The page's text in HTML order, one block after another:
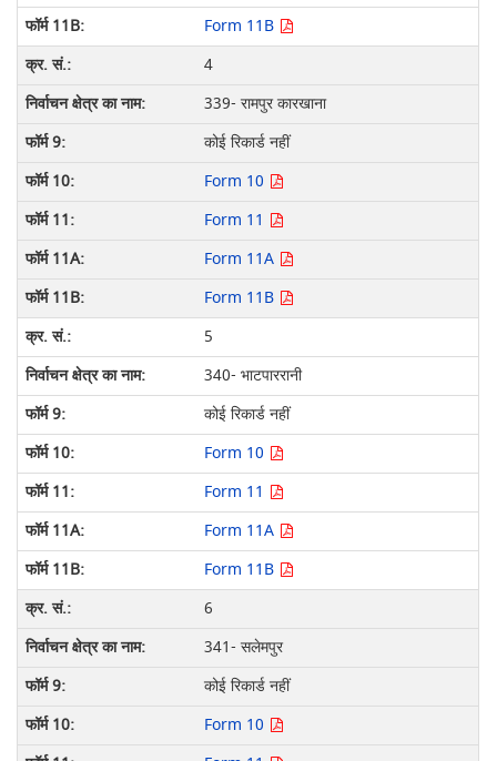
Form 11B
4
339- रामपुर कारखाना
कोई रिकार्ड नहीं
Form 10
Form 11
Form 11A
Form 11B
5
340- भाटपाररानी
कोई रिकार्ड नहीं
Form 10
Form 11
Form 11A
Form 11B
6
341- सलेमपुर
कोई रिकार्ड नहीं
Form 10